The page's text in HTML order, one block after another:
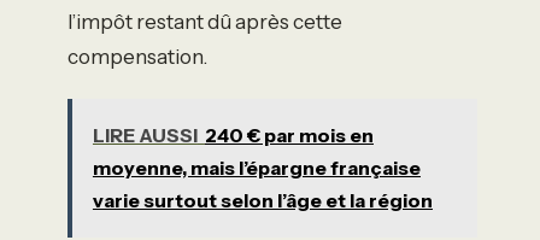
l’impôt restant dû après cette
compensation.
LIRE AUSSI 240 € par mois en
moyenne, mais l’épargne française
varie surtout selon l’âge et la région